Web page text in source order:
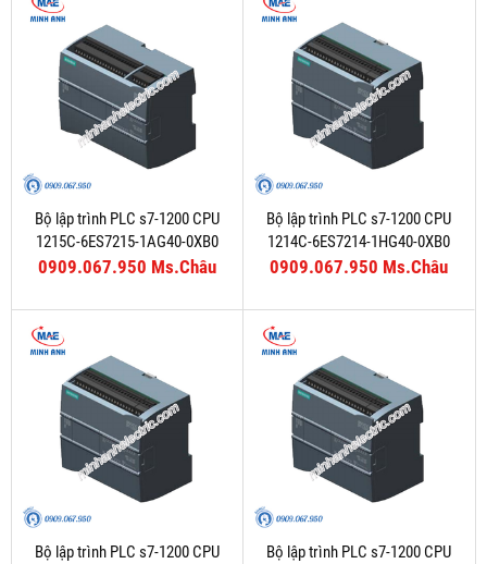
Bộ lập trình PLC s7-1200 CPU
1215C-6ES7215-1AG40-0XB0
0909.067.950 Ms.Châu
Bộ lập trình PLC s7-1200 CPU
1214C-6ES7214-1HG40-0XB0
0909.067.950 Ms.Châu
Bộ lập trình PLC s7-1200 CPU
Bộ lập trình PLC s7-1200 CPU